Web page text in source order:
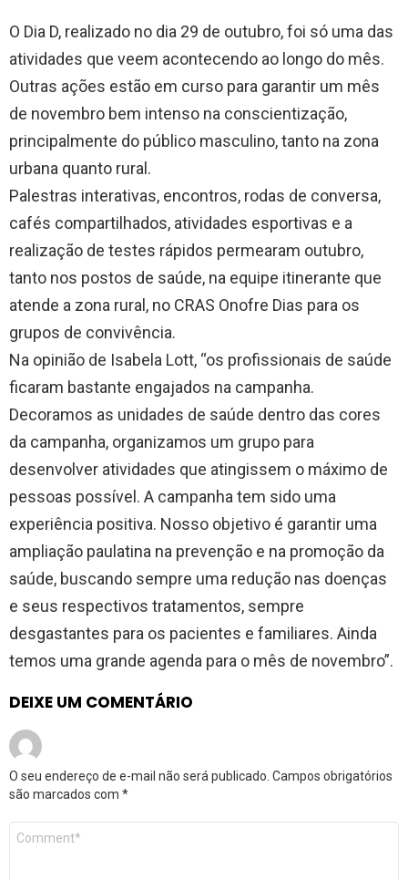
O Dia D, realizado no dia 29 de outubro, foi só uma das
atividades que veem acontecendo ao longo do mês.
Outras ações estão em curso para garantir um mês
de novembro bem intenso na conscientização,
principalmente do público masculino, tanto na zona
urbana quanto rural.
Palestras interativas, encontros, rodas de conversa,
cafés compartilhados, atividades esportivas e a
realização de testes rápidos permearam outubro,
tanto nos postos de saúde, na equipe itinerante que
atende a zona rural, no CRAS Onofre Dias para os
grupos de convivência.
Na opinião de Isabela Lott, “os profissionais de saúde
ficaram bastante engajados na campanha.
Decoramos as unidades de saúde dentro das cores
da campanha, organizamos um grupo para
desenvolver atividades que atingissem o máximo de
pessoas possível. A campanha tem sido uma
experiência positiva. Nosso objetivo é garantir uma
ampliação paulatina na prevenção e na promoção da
saúde, buscando sempre uma redução nas doenças
e seus respectivos tratamentos, sempre
desgastantes para os pacientes e familiares. Ainda
temos uma grande agenda para o mês de novembro”.
DEIXE UM COMENTÁRIO
O seu endereço de e-mail não será publicado. Campos obrigatórios
são marcados com *
Comentário